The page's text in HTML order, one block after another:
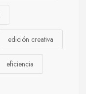
edición creativa
eficiencia